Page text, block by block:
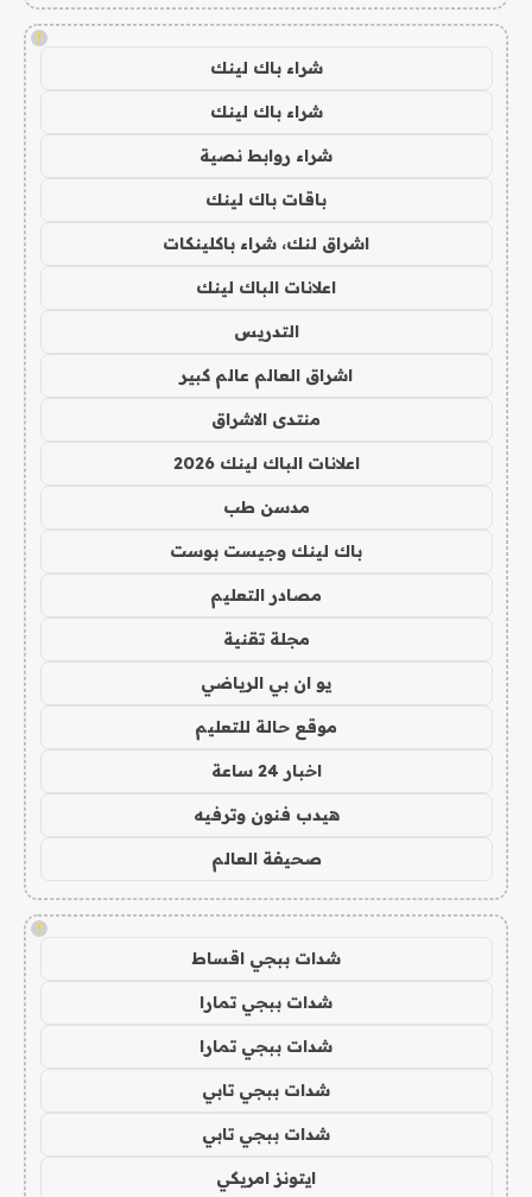
!
شراء باك لينك
شراء باك لينك
شراء روابط نصية
باقات باك لينك
اشراق لنك، شراء باكلينكات
اعلانات الباك لينك
التدريس
اشراق العالم عالم كبير
منتدى الاشراق
اعلانات الباك لينك 2026
مدسن طب
باك لينك وجيست بوست
مصادر التعليم
مجلة تقنية
يو ان بي الرياضي
موقع حالة للتعليم
اخبار 24 ساعة
هيدب فنون وترفيه
صحيفة العالم
!
شدات ببجي اقساط
شدات ببجي تمارا
شدات ببجي تمارا
شدات ببجي تابي
شدات ببجي تابي
ايتونز امريكي